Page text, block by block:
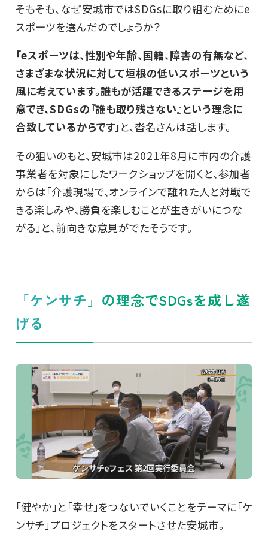
そもそも、なぜ安城市ではSDGsに取り組むためにe
スポーツを選んだのでしょうか？
「eスポーツは、性別や年齢、国籍、障害の有無など、
さまざまな状況に対して垣根の低いスポーツという
風に考えています。誰もが活躍できるステージを用
意でき、SDGsの『誰も取り残さない』という理念に
合致しているからです」 と、沓名さんは話します。
その狙いのもと、安城市は2021年8月に市内の介護
事業者を対象にしたワークショップを開くと、参加者
からは「介護現場で、オンラインで離れた人と対戦で
きる楽しみや、勝負を楽しむことが生きがいにつな
がる」と、前向きな意見がでたそうです。
「ケンサチ」の理念でSDGsを成し遂
げる
「健やか」と「幸せ」をつないでいくことをテーマに「ケ
ンサチ」プロジェクトをスタートさせた安城市。